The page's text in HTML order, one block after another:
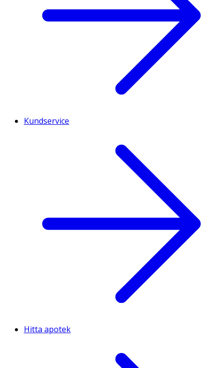
Kundservice
Hitta apotek